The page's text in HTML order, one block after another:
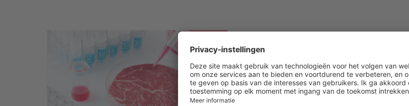
Ben jij klaar voor de nieuwe
gasketelwet? De belangrijkste
vragen van installateurs
beantwoord!